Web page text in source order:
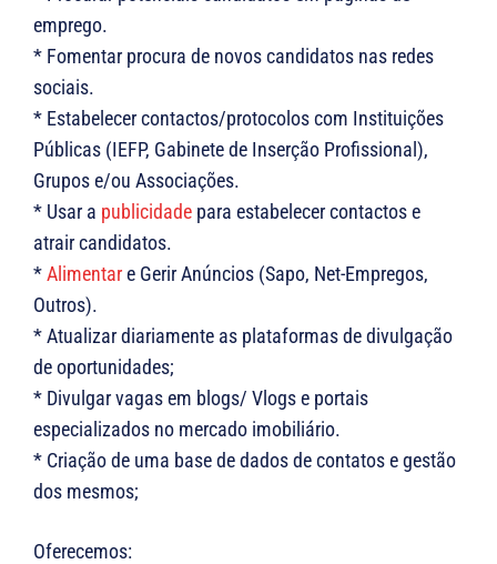
emprego.
* Fomentar procura de novos candidatos nas redes
sociais.
* Estabelecer contactos/protocolos com Instituições
Públicas (IEFP, Gabinete de Inserção Profissional),
Grupos e/ou Associações.
* Usar a publicidade para estabelecer contactos e
atrair candidatos.
*Alimentare Gerir Anúncios (Sapo, Net-Empregos,
Outros).
* Atualizar diariamente as plataformas de divulgação
de oportunidades;
* Divulgar vagas em blogs/ Vlogs e portais
especializados no mercado imobiliário.
* Criação de uma base de dados de contatos e gestão
dos mesmos;
Oferecemos: